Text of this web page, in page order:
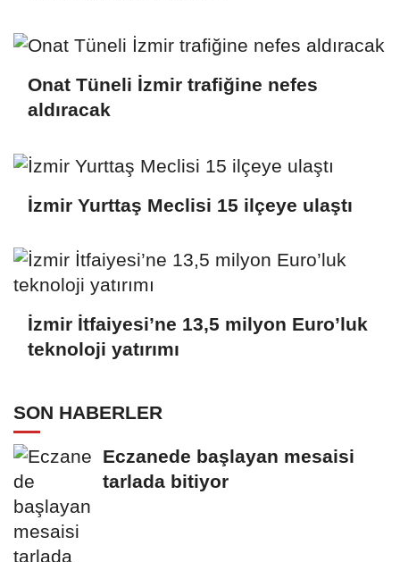
Onat Tüneli İzmir trafiğine nefes
aldıracak
İzmir Yurttaş Meclisi 15 ilçeye ulaştı
İzmir İtfaiyesi’ne 13,5 milyon Euro’luk
teknoloji yatırımı
SON HABERLER
Eczanede başlayan mesaisi
tarlada bitiyor